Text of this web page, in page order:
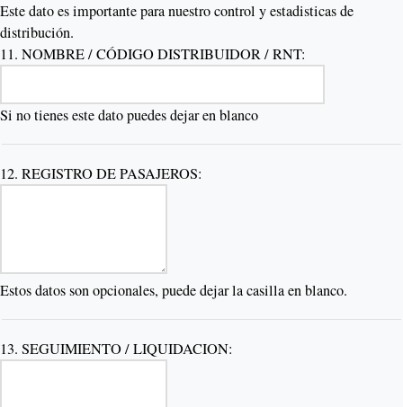
Este dato es importante para nuestro control y estadisticas de
distribución.
11. NOMBRE / CÓDIGO DISTRIBUIDOR / RNT:
Si no tienes este dato puedes dejar en blanco
12. REGISTRO DE PASAJEROS:
Estos datos son opcionales, puede dejar la casilla en blanco.
13. SEGUIMIENTO / LIQUIDACION: